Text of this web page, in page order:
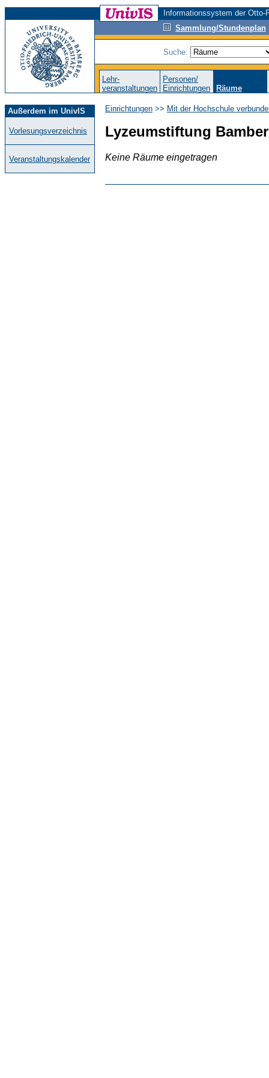
Informationssystem der
Sammlung/Stundenplan
Suche:
Lehr-
veranstaltungen
Personen/
Einrichtungen
Räume
Außerdem im UnivIS
Vorlesungsverzeichnis
Veranstaltungskalender
Einrichtungen >> Mit der Hochschule
Lyzeumstiftung
Keine Räume eingetragen